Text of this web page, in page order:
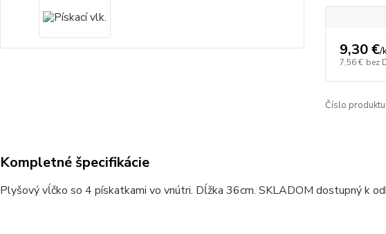
9,30 €/
7,56 € bez
Číslo produktu:
Kompletné špecifikácie
Plyšový vĺčko so 4 pískatkami vo vnútri. Dĺžka 36cm. SKLADOM dostupný k